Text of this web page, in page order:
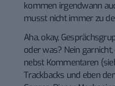
kommen irgendwann
musst nicht immer zu
Aha, okay,
oder was? Nein
nebst Kommentaren
Trackbacks und eben